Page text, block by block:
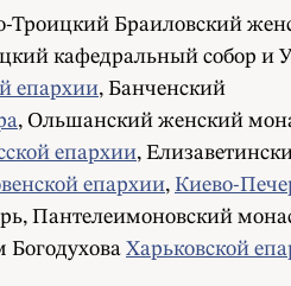
Троицкий Браиловский
кафедральный собор и
епархии, Банченский
, Ольшанский женский
епархии,
епархии, Киево-
Пантелеимоновский
Богодухова Харьковской